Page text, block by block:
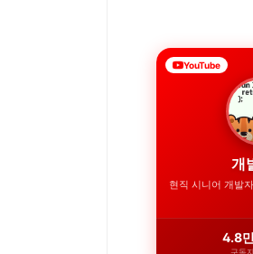
YouTube
개
현직 시니어 개발
4.8
구독